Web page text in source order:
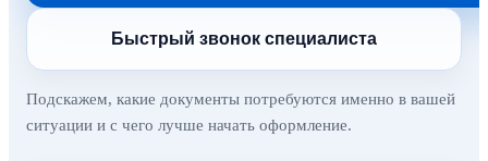
Быстрый звонок специалиста
Подскажем, какие документы потребуются именно в вашей
ситуации и с чего лучше начать оформление.